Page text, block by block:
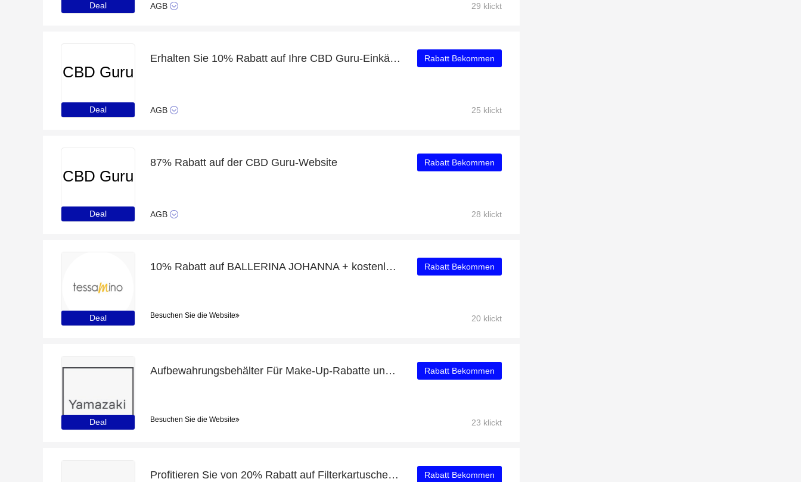
Deal AGB 29 klickt
CBD Guru
Deal
Erhalten Sie 10% Rabatt auf Ihre CBD Guru-Einkäufe
AGB
Rabatt Bekommen
25 klickt
CBD Guru
Deal
87% Rabatt auf der CBD Guru-Website
AGB
Rabatt Bekommen
28 klickt
Deal
10% Rabatt auf BALLERINA JOHANNA + kostenloses Geschenk
Besuchen Sie die Website
Rabatt Bekommen
20 klickt
Deal
Aufbewahrungsbehälter Für Make-Up-Rabatte und andere 63-Angebote
Besuchen Sie die Website
Rabatt Bekommen
23 klickt
Profitieren Sie von 20% Rabatt auf Filterkartuschen Classic Protect+ Pack 30 plus 20% Rabatt Rabatt Bekommen